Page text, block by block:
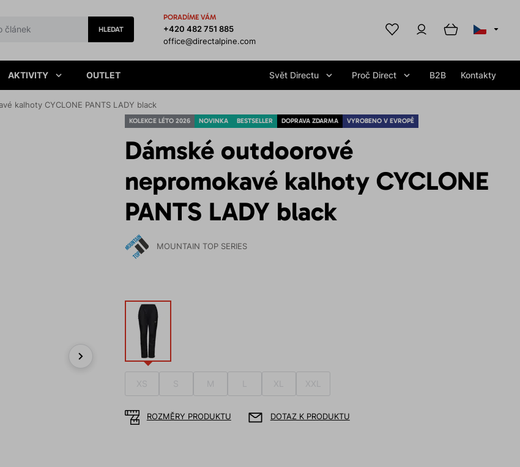
HLEDAT
PORADÍME VÁM
+420 482 751 885
office@directalpine.com
AKTIVITY OUTLET Svět Directu Proč Direct B2B Kontakty
kalhoty CYCLONE PANTS LADY black
KOLEKCE LÉTO 2026 NOVINKA BESTSELLER DOPRAVA ZDARMA VYROBENO V EVROPĚ
Dámské outdoorové
nepromokavé kalhoty CYCLONE
PANTS LADY black
MOUNTAIN TOP SERIES
XS S M XL XXL
ROZMĚRY PRODUKTU DOTAZ K PRODUKTU